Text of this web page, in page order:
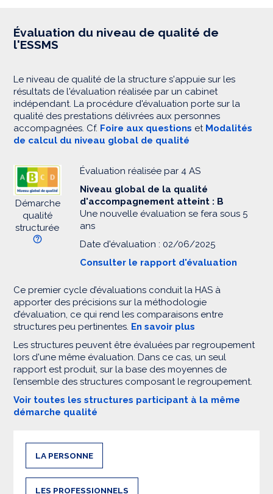
Évaluation du niveau de qualité de
l'ESSMS
Le niveau de qualité de la structure s'appuie sur les
résultats de l'évaluation réalisée par un cabinet
indépendant. La procédure d'évaluation porte sur la
qualité des prestations délivrées aux personnes
accompagnées. Cf. Foire aux questions et Modalités
de calcul du niveau global de qualité
Démarche
qualité
structurée
Évaluation réalisée par 4 AS
Niveau global de la qualité
d'accompagnement atteint : B
Une nouvelle évaluation se fera sous 5
ans
Date d'évaluation : 02/06/2025
Consulter le rapport d'évaluation
Ce premier cycle d’évaluations conduit la HAS à
apporter des précisions sur la méthodologie
d’évaluation, ce qui rend les comparaisons entre
structures peu pertinentes. En savoir plus
Les structures peuvent être évaluées par regroupement
lors d'une même évaluation. Dans ce cas, un seul
rapport est produit, sur la base des moyennes de
l’ensemble des structures composant le regroupement.
Voir toutes les structures participant à la même
démarche qualité
LA PERSONNE
LES PROFESSIONNELS